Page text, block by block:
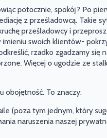
potocznie, spokój? Po
z prześladowcą. Takie
prześladowcy i
swoich klientów-
rzadko zgadzamy się
Więcej o ugodzie ze
obojętność. To znaczy:
(poza tym jednym, który
naruszenia naszej